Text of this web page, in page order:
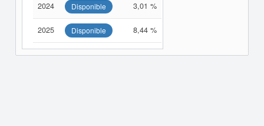
2024 Disponible 3,01 %
2025 Disponible 8,44 %